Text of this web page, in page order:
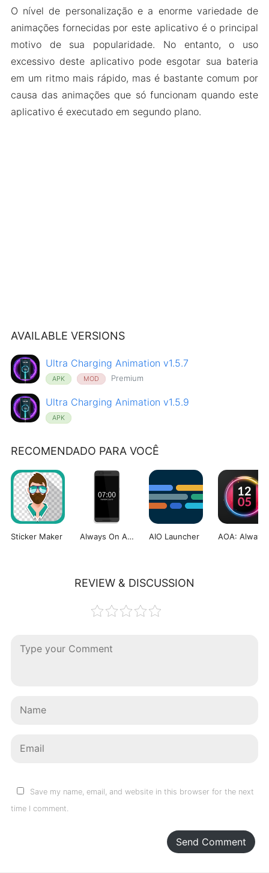
O nível de personalização e a enorme variedade de
animações fornecidas por este aplicativo é o principal
motivo de sua popularidade. No entanto, o uso
excessivo deste aplicativo pode esgotar sua bateria
em um ritmo mais rápido, mas é bastante comum por
causa das animações que só funcionam quando este
aplicativo é executado em segundo plano.
AVAILABLE VERSIONS
Ultra Charging Animation v1.5.7
APK MOD Premium
Ultra Charging Animation v1.5.9
APK
RECOMENDADO PARA VOCÊ
Sticker Maker Always On AMOLED AIO Launcher
REVIEW & DISCUSSION
Save my name, email, and website in this browser for the next
time I comment.
Send Comment